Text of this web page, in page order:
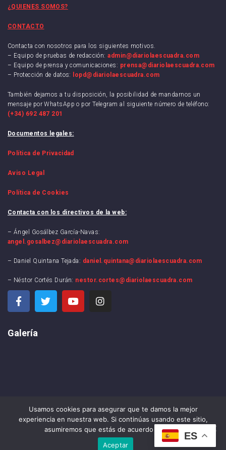
¿QUIENES SOMOS?
CONTACTO
Contacta con nosotros para los siguientes motivos.
– Equipo de pruebas de redacción:admin@diariolaescuadra.com
– Equipo de prensa y comunicaciones: prensa@diariolaescuadra.com
– Protección de datos:
lopd@diariolaescuadra.com
También dejamos a tu disposición, la posibilidad de mandarnos un
mensaje por WhatsApp o por Telegram al siguiente número de teléfono:
(+34) 692 487 201
Documentos legales:
Política de Privacidad
Aviso Legal
Política de Cookies
Contacta con los directivos de la web:
– Ángel Gosálbez García-Navas:
angel.gosalbez@diariolaescuadra.com
– Daniel Quintana Tejada: daniel.quintana@diariolaescuadra.com
– Néstor Cortés Durán: nestor.cortes@diariolaescuadra.com
Galería
ES
Usamos cookies para asegurar que te damos la mejor
experiencia en nuestra web. Si continúas usando este sitio,
asumiremos que estás de acuerdo con ello.
Aceptar